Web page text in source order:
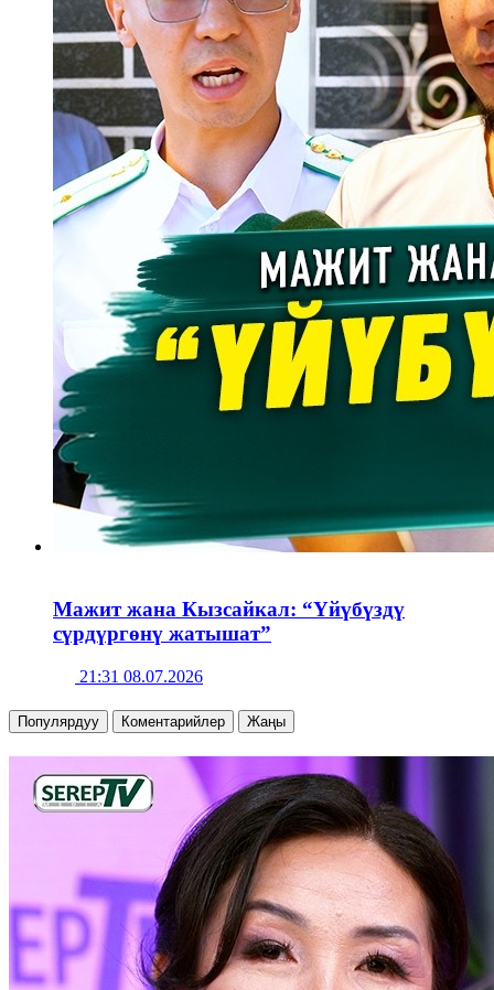
Мажит жана Кызсайкал: “Үйүбүздү
сүрдүргөнү жатышат”
21:31 08.07.2026
Популярдуу Коментарийлер Жаңы